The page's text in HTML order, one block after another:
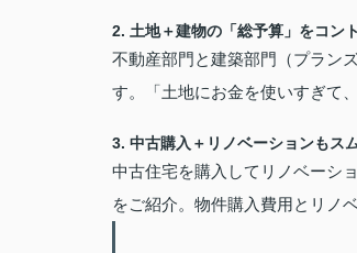
2. 土地＋建物の「総予算」をコン
不動産部門と建築部門（プラン
す。「土地にお金を使いすぎて
3. 中古購入＋リノベーションもス
中古住宅を購入してリノベーシ
をご紹介。物件購入費用とリノ